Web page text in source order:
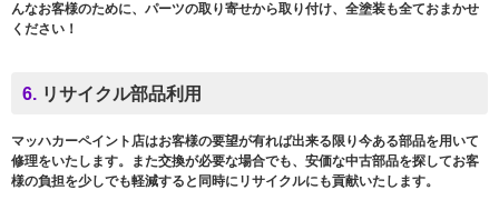
んなお客様のために、パーツの取り寄せから取り付け、全塗装も全ておまかせ
ください！
6. リサイクル部品利用
マッハカーペイント店はお客様の要望が有れば出来る限り今ある部品を用いて
修理をいたします。また交換が必要な場合でも、安価な中古部品を探してお客
様の負担を少しでも軽減すると同時にリサイクルにも貢献いたします。